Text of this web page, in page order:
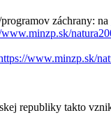
záchrany: na
www.minzp.sk/
republiky takto